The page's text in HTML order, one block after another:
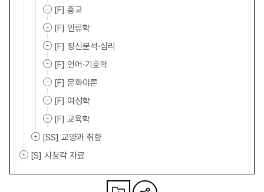
[F] 종교
[F] 인류학
[F] 정신분석·심리
[F] 언어·기호학
[F] 문화이론
[F] 여성학
[F] 교육학
[SS] 교양과 취향
[S] 시청각 자료